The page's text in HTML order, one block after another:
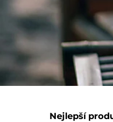
Ostatní
Nejlepší